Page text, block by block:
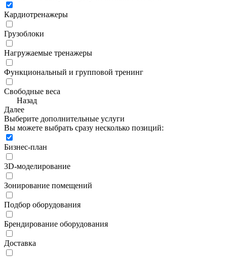
Кардиотренажеры
Грузоблоки
Нагружаемые тренажеры
Функциональный и групповой тренинг
Свободные веса
Назад
Далее
Выберите дополнительные услуги
Вы можете выбрать сразу несколько позиций:
Бизнес-план
3D-моделирование
Зонирование помещений
Подбор оборудования
Брендирование оборудования
Доставка